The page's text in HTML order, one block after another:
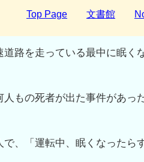
Top Page 文書館
路を走っている最中に眠く
もの死者が出た事件があっ
、「運転中、眠くなったら